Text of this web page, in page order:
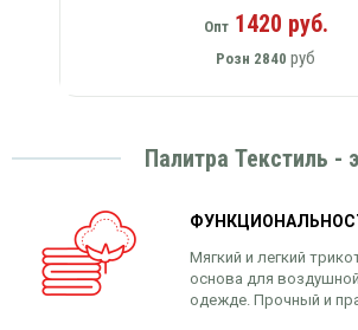
Опт1420 руб.
Розн 2840 руб
Палитра Текстиль -
Мягкий и легкий
основа для
одежде. Прочный и